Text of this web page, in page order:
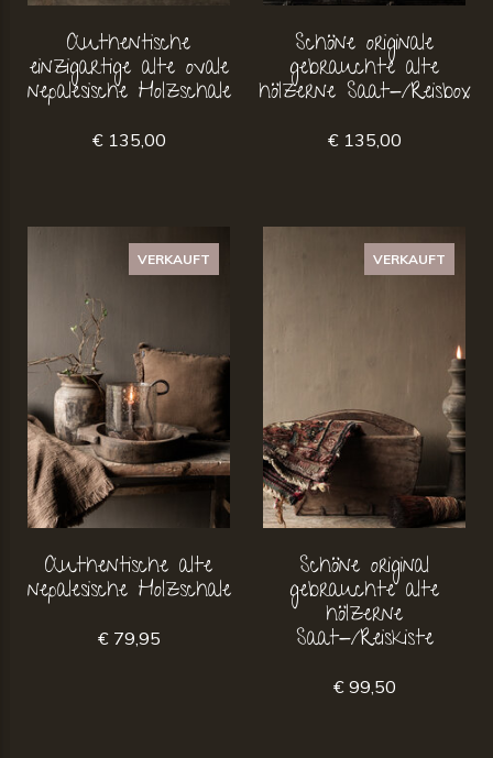
Authentische
einzigartige alte ovale
nepalesische Holzschale
€ 135,00
Schöne originale
gebrauchte alte
hölzerne Saat-/Reisbox
€ 135,00
VERKAUFT
Authentische alte
nepalesische Holzschale
€ 79,95
VERKAUFT
Schöne original
gebrauchte alte
hölzerne
Saat-/Reiskiste
€ 99,50